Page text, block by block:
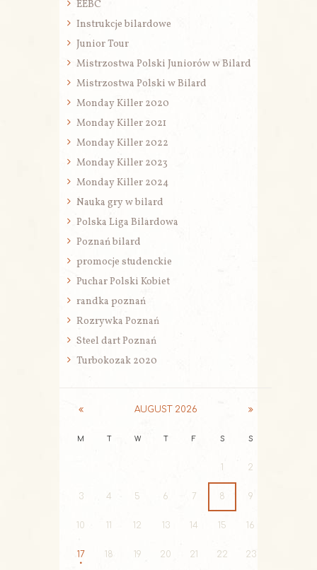
EEBC
Instrukcje bilardowe
Junior Tour
Mistrzostwa Polski Juniorów w Bilard
Mistrzostwa Polski w Bilard
Monday Killer 2020
Monday Killer 2021
Monday Killer 2022
Monday Killer 2023
Monday Killer 2024
Nauka gry w bilard
Polska Liga Bilardowa
Poznań bilard
promocje studenckie
Puchar Polski Kobiet
randka poznań
Rozrywka Poznań
Steel dart Poznań
Turbokozak 2020
AUGUST 2026
M W F S S
2
3 4 5 6 7 8 9
10 11 12 13 14 15 16
17 18 19 20 21 22 23